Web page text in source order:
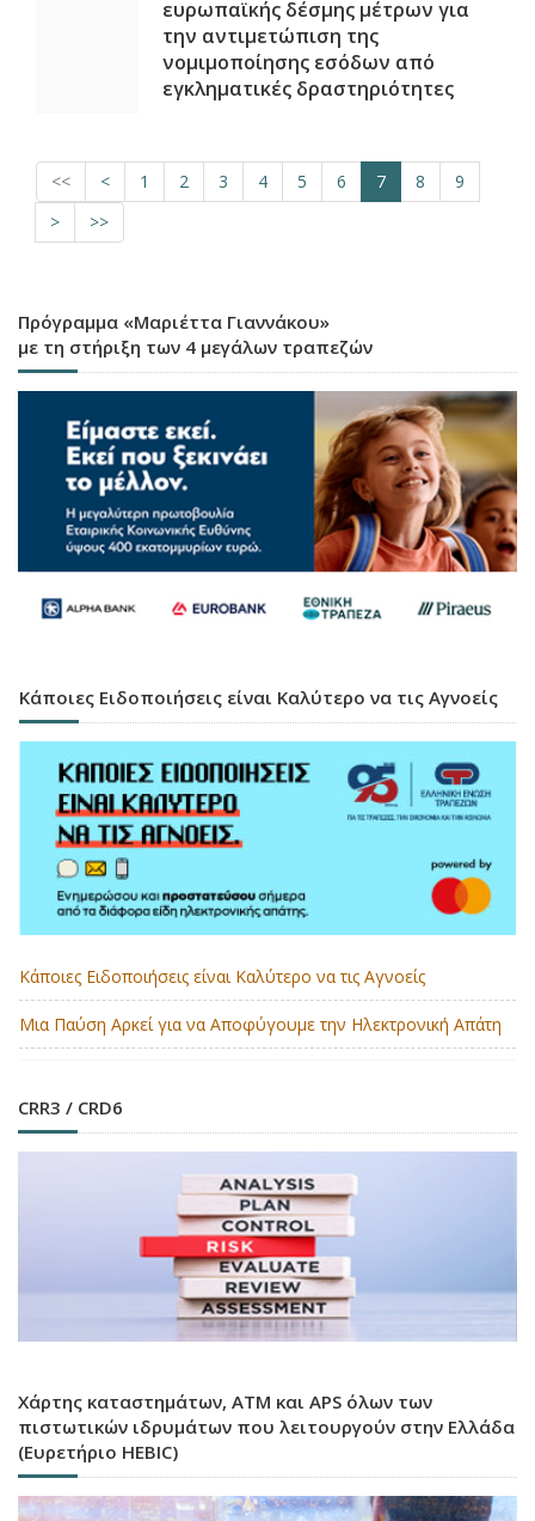
ευρωπαϊκής δέσμης μέτρων για
την αντιμετώπιση της
νομιμοποίησης εσόδων από
εγκληματικές δραστηριότητες
<< < 1 2 3 4 5 6 7 8
9
>
>>
Πρόγραμμα «Μαριέττα Γιαννάκου»
με τη στήριξη των 4 μεγάλων τραπεζών
Κάποιες Ειδοποιήσεις είναι Καλύτερο να τις Αγνοείς
Κάποιες Ειδοποιήσεις είναι Καλύτερο να τις Αγνοείς
Μια Παύση Αρκεί για να Αποφύγουμε την Ηλεκτρονική Απάτη
CRR3 / CRD6
Χάρτης καταστημάτων, ATM και APS όλων των
πιστωτικών ιδρυμάτων που λειτουργούν στην Ελλάδα
(Ευρετήριο HEBIC)